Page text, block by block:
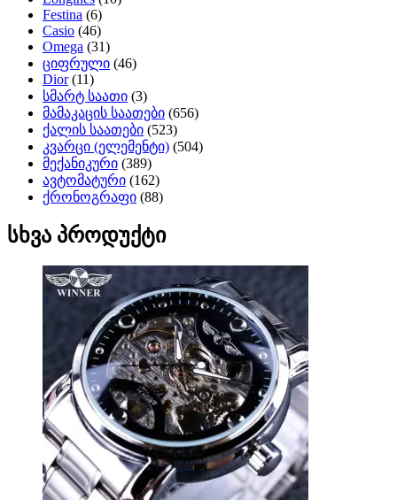
Festina (6)
Casio (46)
Omega (31)
ციფრული (46)
Dior (11)
სმარტ საათი (3)
მამაკაცის საათები (656)
ქალის საათები (523)
კვარცი (ელემენტი) (504)
მექანიკური (389)
ავტომატური (162)
ქრონოგრაფი (88)
სხვა პროდუქტი